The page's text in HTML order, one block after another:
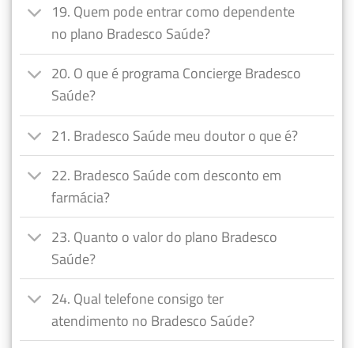
19. Quem pode entrar como dependente
no plano Bradesco Saúde?
20. O que é programa Concierge Bradesco
Saúde?
21. Bradesco Saúde meu doutor o que é?
22. Bradesco Saúde com desconto em
farmácia?
23. Quanto o valor do plano Bradesco
Saúde?
24. Qual telefone consigo ter
atendimento no Bradesco Saúde?